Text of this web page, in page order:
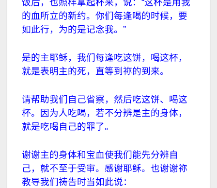
饭后，也照样拿起杯来，说： “这杯是用我
的血所立的新约。你们每逢喝的时候，要
如此行，为的是记念我。 ”
是的主耶稣，我们每逢吃这饼，喝这杯，
就是表明主的死，直等到祢的到来。
请帮助我们自己省察，然后吃这饼、喝这
杯。因为人吃喝，若不分辨是主的身体，
就是吃喝自己的罪了。
谢谢主的身体和宝血使我们能先分辨自
己，就不至于受审。感谢耶稣。也谢谢祢
教导我们祷告时当如此说：